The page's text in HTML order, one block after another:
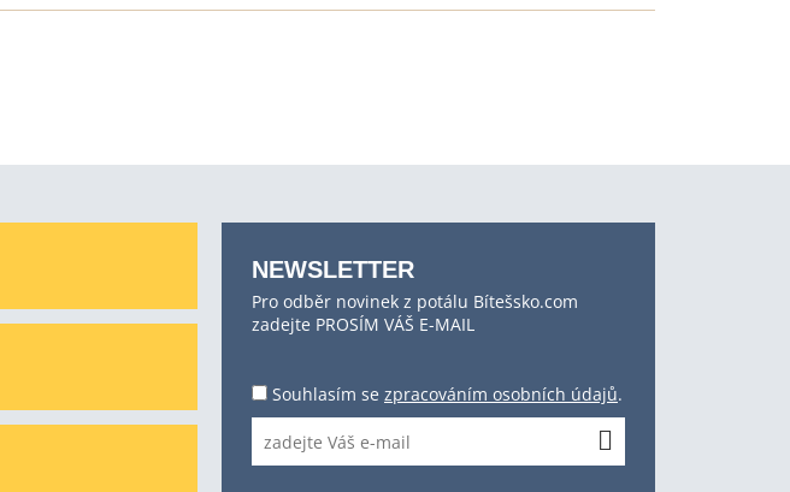
NEWSLETTER
Pro odběr novinek z potálu Bítešsko.com
zadejte PROSÍM VÁŠ E-MAIL
Souhlasím se zpracováním osobních údajů.